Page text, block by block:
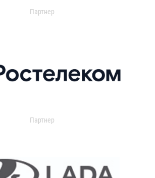
Партнер
Партнер